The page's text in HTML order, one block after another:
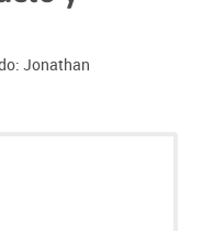
Jonathan